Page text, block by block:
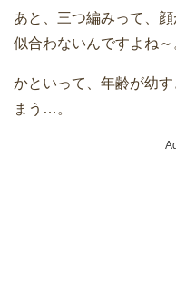
あと、三つ編みって、
似合わないんですよね～
かといって、年齢が幼
まう…。